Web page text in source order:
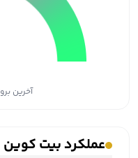
آخرین
عملکرد بیت کوین